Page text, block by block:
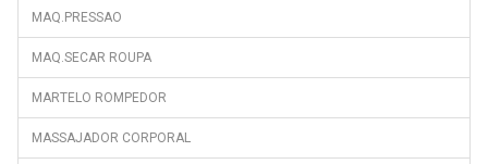
FR-651NWS
FRB28WP
FRB30WP
FRN-U20GAI
MAQ.PRESSAO
MAQ.SECAR ROUPA
MARTELO ROMPEDOR
MASSAJADOR CORPORAL